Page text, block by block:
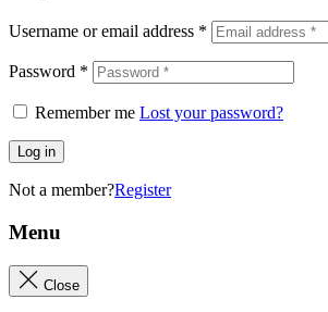
Username or email address *
Password *
Remember me Lost your password?
Log in
Not a member?Register
Menu
Close